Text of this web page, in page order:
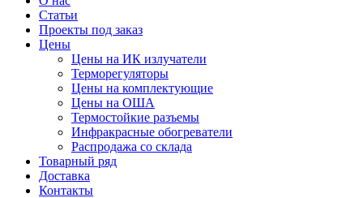
Статьи
Проекты под заказ
Цены
Цены на ИК излучатели
Терморегуляторы
Цены на комплектующие
Цены на ОША
Термостойкие разъемы
Инфракрасные обогреватели
Распродажа со склада
Товарный ряд
Доставка
Контакты